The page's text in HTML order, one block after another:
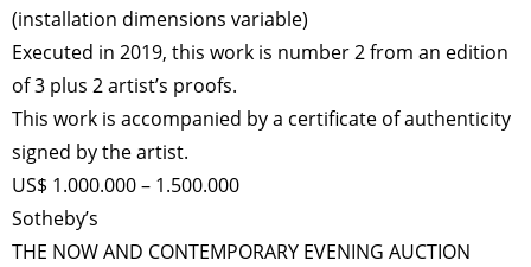
(installation dimensions variable)
Executed in 2019, this work is number 2 from an edition
of 3 plus 2 artist’s proofs.
This work is accompanied by a certificate of authenticity
signed by the artist.
US$ 1.000.000 – 1.500.000
Sotheby’s
THE NOW AND CONTEMPORARY EVENING AUCTION